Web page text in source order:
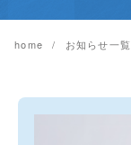
home お知らせ一覧